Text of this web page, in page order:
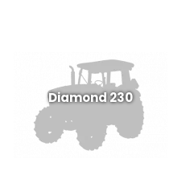
Diamond 230